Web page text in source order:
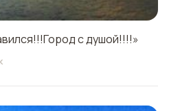
с душой!!!!»